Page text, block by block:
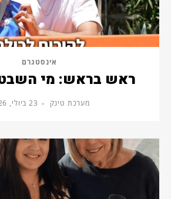
אינסטגרם
ראש בראש: מי
מערכת טינק 23 ביולי, 2026